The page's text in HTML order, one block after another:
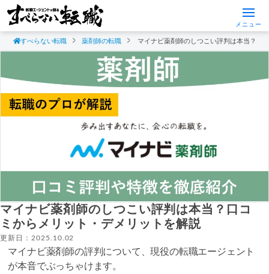
メニュー
すべらない転職 薬剤師の転職 マイナビ薬剤師のしつこい評判は本当？口
マイナビ薬剤師のしつこい評判は本当？口コ
ミからメリット・デメリットを解説
更新日：2025.10.02
マイナビ薬剤師の評判について、現役の転職エージェント
が本音でぶっちゃけます。